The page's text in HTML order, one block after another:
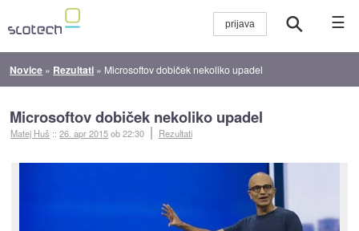
☰
Novice » Rezultati » Microsoftov dobiček nekoliko upadel
Microsoftov dobiček nekoliko upadel
Matej Huš ::26. apr 2015ob 22:30 Rezultati